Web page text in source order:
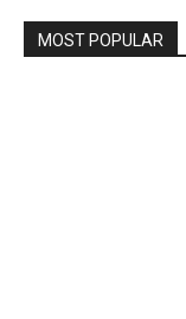
MOST POPULAR